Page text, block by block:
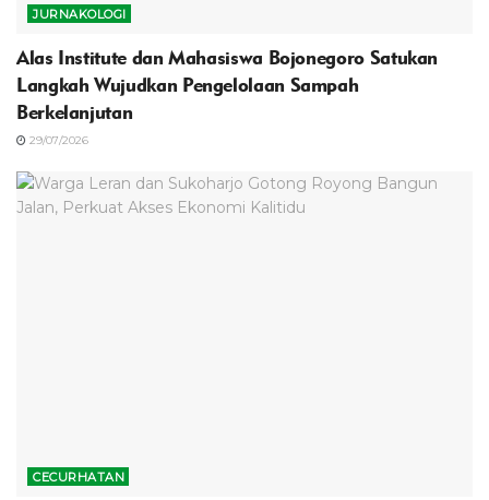
JURNAKOLOGI
Alas Institute dan Mahasiswa Bojonegoro Satukan
Langkah Wujudkan Pengelolaan Sampah
Berkelanjutan
29/07/2026
CECURHATAN